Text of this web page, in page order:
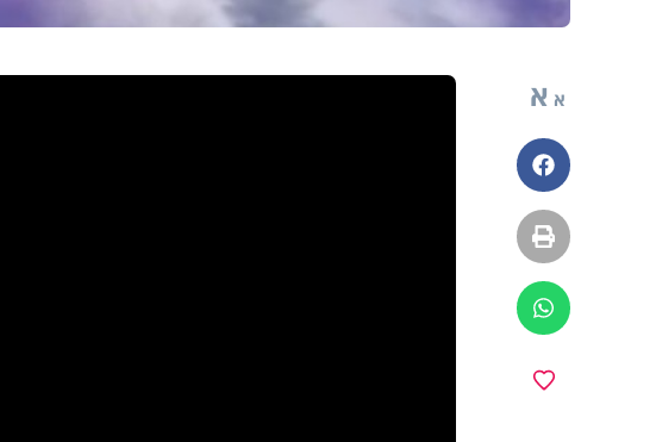
א א
פייסבוק
הדפסה
ווטסאפ